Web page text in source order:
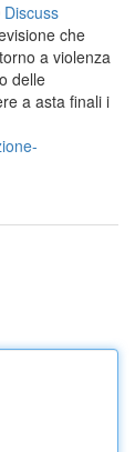
Discuss
che
a violenza
delle
a asta finali i